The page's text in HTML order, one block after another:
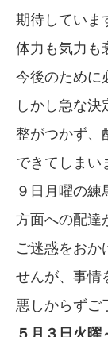
期待していま
体力も気力も
今後のために
しかし急な決
整がつかず、
できてしまい
９日月曜の練
方面への配達
ご迷惑をおか
せんが、事情
悪しからずご
５月３日火